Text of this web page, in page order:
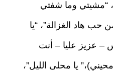
“مشيتي وما شفتي
حب هاد الغزالة”، “يا
– عزيز عليا – أنت
يا محلى الليل”،